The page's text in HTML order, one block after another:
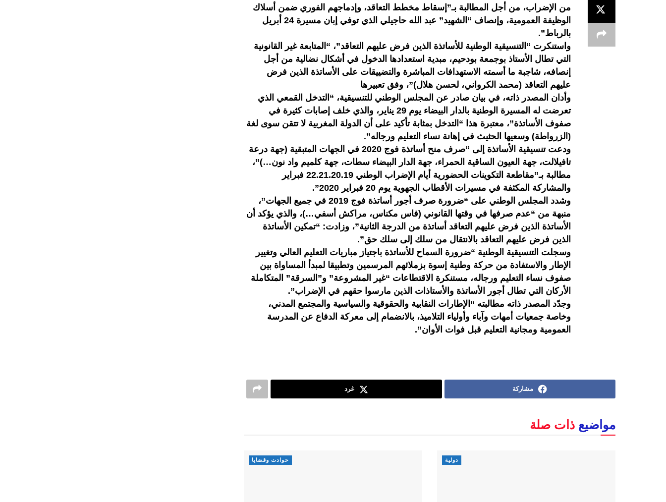
من الإضراب، من أجل المطالبة بـ”إسقاط مخطط التعاقد، وإدماجهم الفوري ضمن أسلاك
الوظيفة العمومية، وإنصاف “الشهيد” عبد الله حاجيلي الذي توفي إبان مسيرة 24 أبريل
بالرباط”.
واستنكرت “التنسيقية الوطنية للأساتذة الذين فرض عليهم التعاقد”، “المتابعة غير القانونية
التي تطال الأستاذ بوجمعة بودحيم، مبدية استعدادها الدخول في أشكال نضالية من أجل
إنصافه، شاجبة ما أسمته الاستهدافات المباشرة والتضييقات على الأساتذة الذين فرض
عليهم التعاقد (محمد الكرواني، لحسن هلال)”، وفق تعبيرها
وأدان المصدر ذاته، في بيان صادر عن المجلس الوطني للتنسيقية، “التدخل القمعي الذي
تعرضت له المسيرة الوطنية بالدار البيضاء يوم 29 يناير، والذي خلف إصابات كثيرة في
صفوف الأساتذة”، معتبرة هذا “التدخل بمثابة تأكيد على أن الدولة المغربية لا تتقن سوى لغة
(الزرواطة) وسعيها الحثيث في إهانة نساء التعليم ورجاله”.
ودعت تنسيقية الأساتذة إلى “صرف منح أساتذة فوج 2020 في الجهات المتبقية (جهة درعة
تافيلالت، جهة العيون الساقية الحمراء، جهة الدار البيضاء سطات، جهة كلميم واد نون…)”،
مطالبة بـ”مقاطعة التكوينات الحضورية أيام الإضراب الوطني 22.21.20.19 فبراير
والمشاركة المكثفة في مسيرات الأقطاب الجهوية يوم 20 فبراير 2020”.
وشدد المجلس الوطني على “ضرورة صرف أجور أساتذة فوج 2019 في جميع الجهات”،
منبهة من “عدم صرفها في وقتها القانوني (فاس مكناس، مراكش أسفي…)، والذي يؤكد أن
الأساتذة الذين فرض عليهم التعاقد أساتذة من الدرجة الثانية”، وزادت: “تمكين الأساتذة
الذين فرض عليهم التعاقد بالانتقال من سلك إلى سلك حق”.
وسجلت التنسيقية الوطنية “ضرورة السماح للأساتذة باجتياز مباريات التعليم العالي وتغيير
الإطار والاستفادة من حركة وطنية إسوة بزملائهم المرسمين وتطبيقا لمبدأ المساواة بين
صفوف نساء التعليم ورجاله، مستنكرة الاقتطاعات “غير المشروعة” و”السرقة” المتكاملة
الأركان التي تطال أجور الأساتذة والأستاذات الذين مارسوا حقهم في الإضراب”.
وجدّد المصدر ذاته مطالبته “الإطارات النقابية والحقوقية والسياسية والمجتمع المدني،
وخاصة جمعيات أمهات وآباء وأولياء التلاميذ، بالانضمام إلى معركة الدفاع عن المدرسة
العمومية ومجانية التعليم قبل فوات الأوان”.
مشاركة غرد
مواضيع ذات صلة
دولية حوادث وقضايا